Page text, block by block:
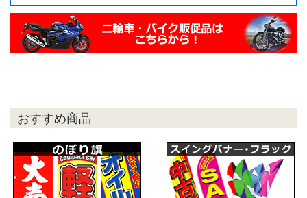
おすすめ商品